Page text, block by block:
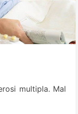
multipla. Mal